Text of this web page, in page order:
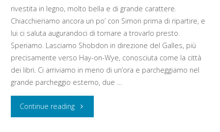
rivestita in legno, molto bella e di grande carattere.
Chiacchieriamo ancora un po’ con Simon prima di ripartire, e
lui ci saluta augurandoci di tornare a trovarlo presto.
Speriamo. Lasciamo Shobdon in direzione del Galles, più
precisamente verso Hay-on-Wye, conosciuta come la città
dei libri. Ci arriviamo in meno di un’ora e parcheggiamo nel
grande parcheggio esterno, due …
Continue reading"Mercoledì